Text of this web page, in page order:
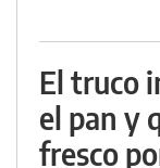
El truco
el pan y
fresco